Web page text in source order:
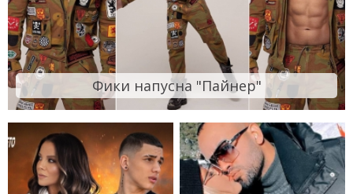
Фики напусна "Пайнер"